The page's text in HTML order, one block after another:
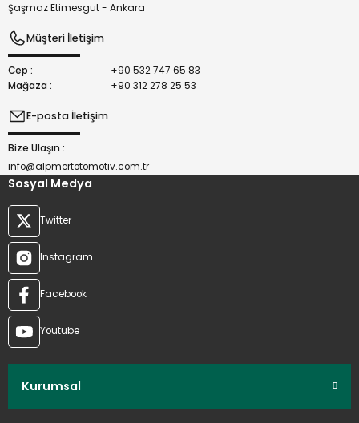
Şaşmaz Etimesgut - Ankara
Müşteri İletişim
Cep :
+90 532 747 65 83
Mağaza :
+90 312 278 25 53
E-posta İletişim
Bize Ulaşın :
info@alpmertotomotiv.com.tr
Sosyal Medya
Twitter
Instagram
Facebook
Youtube
Kurumsal